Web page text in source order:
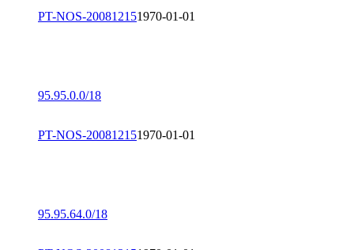
PT-NOS-200812151970-01-01
95.95.0.0/18
PT-NOS-200812151970-01-01
95.95.64.0/18